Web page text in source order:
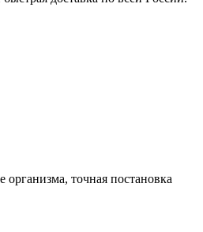
точная постановка